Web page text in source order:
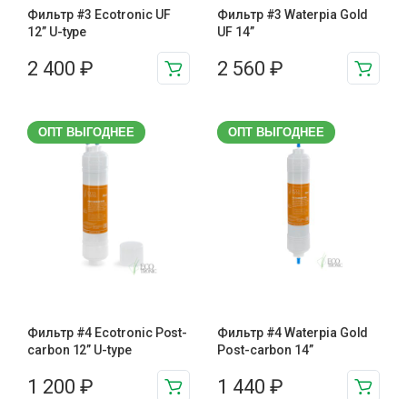
Фильтр #3 Ecotronic UF
12” U-type
2 400 ₽
Фильтр #3 Waterpia Gold
UF 14”
2 560 ₽
ОПТ ВЫГОДНЕЕ
Фильтр #4 Ecotronic Post-
carbon 12” U-type
1 200 ₽
ОПТ ВЫГОДНЕЕ
Фильтр #4 Waterpia Gold
Post-carbon 14”
1 440 ₽